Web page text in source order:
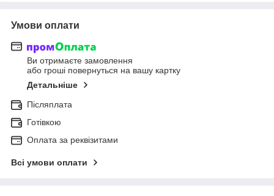
Умови оплати
Ви отримаєте замовлення
або гроші повернуться на вашу картку
Детальніше
Післяплата
Готівкою
Оплата за реквізитами
Всі умови оплати